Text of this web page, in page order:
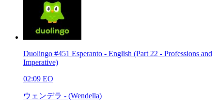
Duolingo #451 Esperanto - English (Part 22 - Professions and
Imperative)
02:09 EO
ウェンデラ - (Wendella)